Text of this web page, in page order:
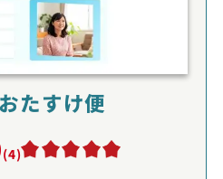
たすけ便
(4)